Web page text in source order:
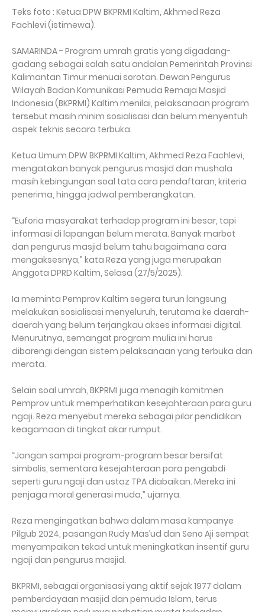
Teks foto : Ketua DPW BKPRMI Kaltim, Akhmed Reza
Fachlevi (istimewa).
SAMARINDA - Program umrah gratis yang digadang-
gadang sebagai salah satu andalan Pemerintah Provinsi
Kalimantan Timur menuai sorotan. Dewan Pengurus
Wilayah Badan Komunikasi Pemuda Remaja Masjid
Indonesia (BKPRMI) Kaltim menilai, pelaksanaan program
tersebut masih minim sosialisasi dan belum menyentuh
aspek teknis secara terbuka.
Ketua Umum DPW BKPRMI Kaltim, Akhmed Reza Fachlevi,
mengatakan banyak pengurus masjid dan mushala
masih kebingungan soal tata cara pendaftaran, kriteria
penerima, hingga jadwal pemberangkatan.
“Euforia masyarakat terhadap program ini besar, tapi
informasi di lapangan belum merata. Banyak marbot
dan pengurus masjid belum tahu bagaimana cara
mengaksesnya,” kata Reza yang juga merupakan
Anggota DPRD Kaltim, Selasa (27/5/2025).
Ia meminta Pemprov Kaltim segera turun langsung
melakukan sosialisasi menyeluruh, terutama ke daerah-
daerah yang belum terjangkau akses informasi digital.
Menurutnya, semangat program mulia ini harus
dibarengi dengan sistem pelaksanaan yang terbuka dan
merata.
Selain soal umrah, BKPRMI juga menagih komitmen
Pemprov untuk memperhatikan kesejahteraan para guru
ngaji. Reza menyebut mereka sebagai pilar pendidikan
keagamaan di tingkat akar rumput.
“Jangan sampai program-program besar bersifat
simbolis, sementara kesejahteraan para pengabdi
seperti guru ngaji dan ustaz TPA diabaikan. Mereka ini
penjaga moral generasi muda,” ujarnya.
Reza mengingatkan bahwa dalam masa kampanye
Pilgub 2024, pasangan Rudy Mas’ud dan Seno Aji sempat
menyampaikan tekad untuk meningkatkan insentif guru
ngaji dan pengurus masjid.
BKPRMI, sebagai organisasi yang aktif sejak 1977 dalam
pemberdayaan masjid dan pemuda Islam, terus